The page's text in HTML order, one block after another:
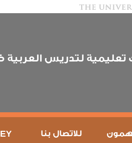
لتدريس العربية
للاتصال بنا